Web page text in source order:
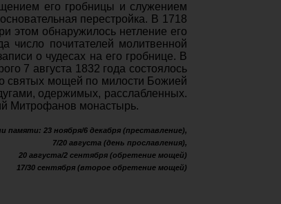
его гробницы и служением
перестройка. В 1718
этом обнаружилось нетление его
число почитателей молитвенной
о чудесах на его гробнице. В
7 августа 1832 года состоялось
святых мощей по милости Божией
одержимых, расслабленных.
Митрофанов монастырь.
памяти: 23 ноября/6 декабря (преставление),
7/20 августа (день прославления),
20 августа/2 сентября (обретение мощей)
17/30 сентября (второе обретение мощей)